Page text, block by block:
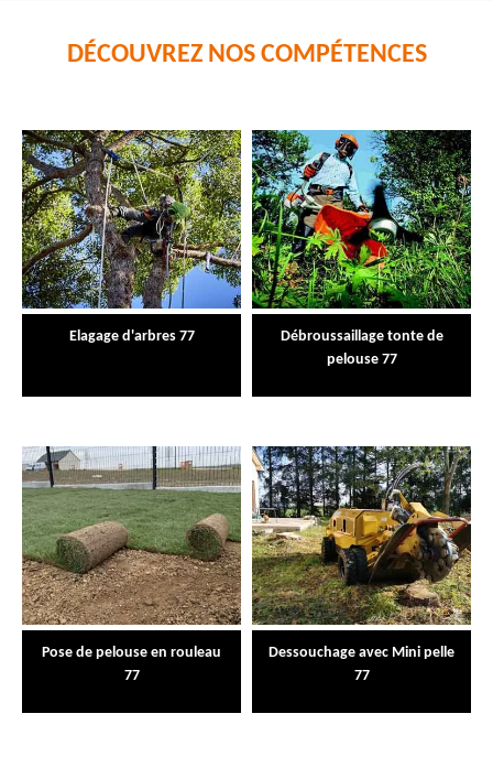
DÉCOUVREZ NOS COMPÉTENCES
Elagage d'arbres 77
Débroussaillage tonte de
pelouse 77
Pose de pelouse en rouleau
77
Dessouchage avec Mini pelle
77